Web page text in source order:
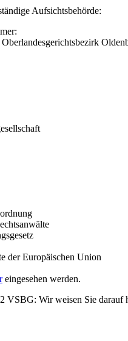
Aufsichtsbehörde:
der Europäischen Union
eingesehen werden.
VSBG: Wir weisen Sie darauf